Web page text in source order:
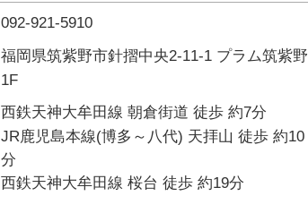
092-921-5910
福岡県筑紫野市針摺中央2-11-1 プラム筑紫野
1F
西鉄天神大牟田線 朝倉街道 徒歩 約7分
JR鹿児島本線(博多～八代) 天拝山 徒歩 約10
分
西鉄天神大牟田線 桜台 徒歩 約19分